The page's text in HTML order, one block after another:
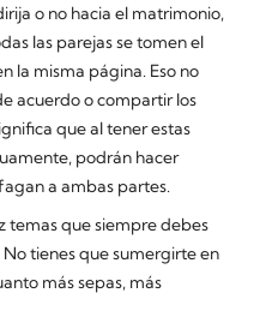
o no hacia el matrimonio,
las parejas se tomen el
la misma página. Eso no
acuerdo o compartir los
que al tener estas
podrán hacer
a ambas partes.
temas que siempre debes
tienes que sumergirte en
más sepas, más